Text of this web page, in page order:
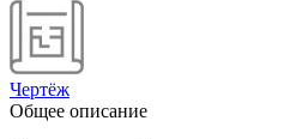
Чертёж
Общее описание